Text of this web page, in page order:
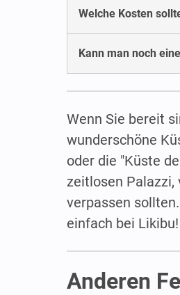
Welche Kosten
Kann man noch
Wenn Sie bereit
wunderschöne
oder die "Küste
zeitlosen Palazzi,
verpassen
einfach bei Likibu!
Anderen